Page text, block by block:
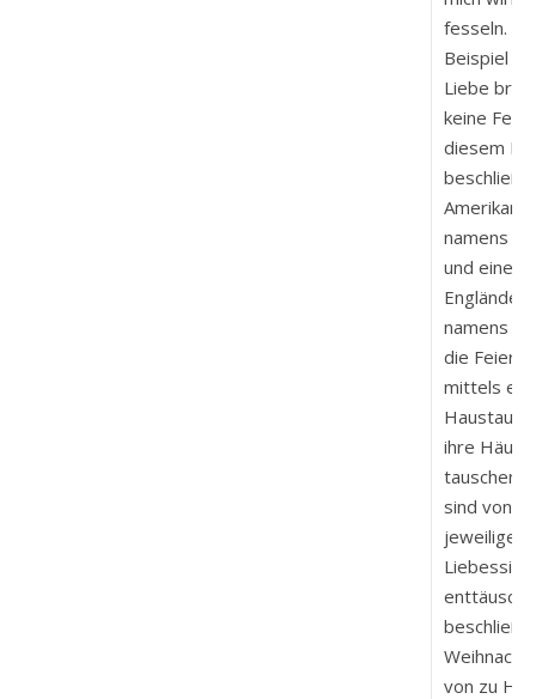
fesseln.
Beispiel
Liebe
keine
diesem
namens
und eine
namens
die
mittels
ihre
tauschen.
sind von
jeweiligen
enttäuscht
von zu